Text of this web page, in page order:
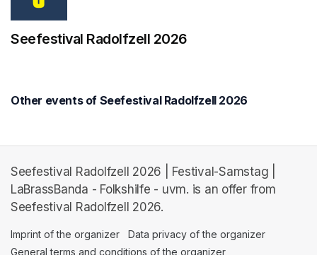
Seefestival Radolfzell 2026
Other events of Seefestival Radolfzell 2026
Seefestival Radolfzell 2026 | Festival-Samstag |
LaBrassBanda - Folkshilfe - uvm. is an offer from
Seefestival Radolfzell 2026.
Imprint of the organizer (opens in a new tab)
Data privacy of the organizer
General terms and conditions of the organizer